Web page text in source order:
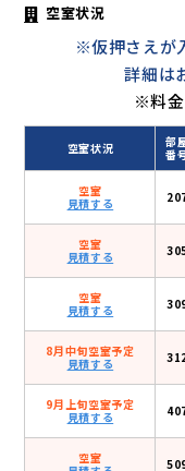
空室状況
※仮押さえが
詳細は
※料金
空室状況
部
番
空室
見積する
空室
見積する
空室
見積する
8月中旬空室予定
見積する
9月上旬空室予定
見積する
空室